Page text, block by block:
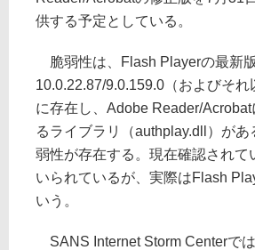
供する予定としている。
脆弱性は、Flash Playerの最新
10.0.22.87/9.0.159.0（およびそれ
に存在し、Adobe Reader/
るライブラリ（authplay.dll）が
弱性が存在する。現在確認され
いられているが、実際はFlash
いう。
SANS Internet Storm Centerで